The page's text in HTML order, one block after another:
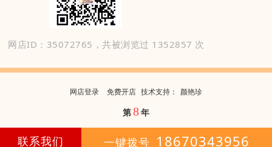
网店ID：35072765，共被浏览过 1352857 次
网店登录 免费开店 技术支持 ： 颜艳珍
第8年
联系我们 一键拨号 18670343956